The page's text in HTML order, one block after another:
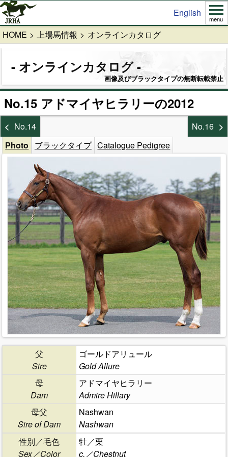
English
menu
HOME 上場馬情報 オンラインカタログ
オンラインカタログ
画像及びブラックタイプの無断転載禁止
No.15 アドマイヤヒラリーの2012
No.14
No.16
Photo
ブラックタイプ Catalogue Pedigree
父
Sire
ゴールドアリュール
Gold Allure
母
Dam
アドマイヤヒラリー
Admire Hillary
母父
Sire of Dam
Nashwan
Nashwan
性別／毛色
Sex／Color
牡／栗
c.／Chestnut